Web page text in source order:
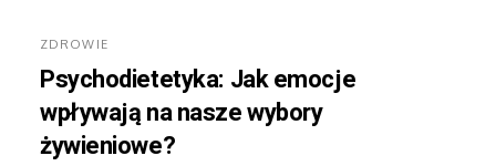
ZDROWIE
Psychodietetyka: Jak emocje
wpływają na nasze wybory
żywieniowe?